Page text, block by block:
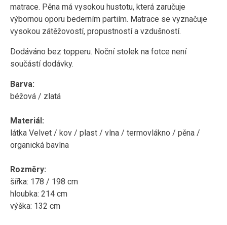
matrace. Pěna má vysokou hustotu, která zaručuje
výbornou oporu bederním partiím. Matrace se vyznačuje
vysokou zátěžovostí, propustností a vzdušností.
Dodáváno bez topperu. Noční stolek na fotce není
součástí dodávky.
Barva:
béžová / zlatá
Materiál:
látka Velvet / kov / plast / vlna / termovlákno / pěna /
organická bavlna
Rozměry:
šířka: 178 / 198 cm
hloubka: 214 cm
výška: 132 cm